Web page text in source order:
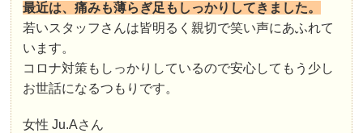
最近は、痛みも薄らぎ足もしっかりしてきました。
若いスタッフさんは皆明るく親切で笑い声にあふれて
います。
コロナ対策もしっかりしているので安心してもう少し
お世話になるつもりです。
女性 Ju.Aさん